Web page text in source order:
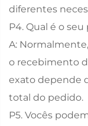
diferentes
P4. Qual é o
A:
o recebimento
exato depende
total do pedido.
P5. Vocês